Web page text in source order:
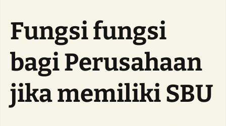
Fungsi fungsi
bagi Perusahaan
jika memiliki SBU